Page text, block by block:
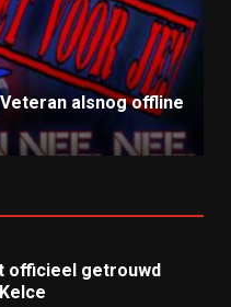
Nationale
definitief niet
9 months ago
officieel getrouwd